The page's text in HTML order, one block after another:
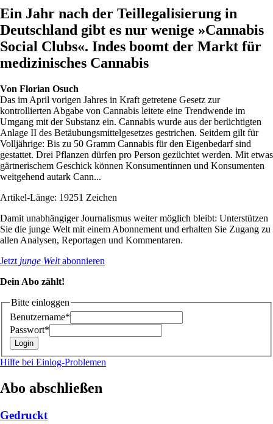
Ein Jahr nach der Teillegalisierung in
Deutschland gibt es nur wenige »Cannabis
Social Clubs«. Indes boomt der Markt für
medizinisches Cannabis
Von Florian Osuch
Das im April vorigen Jahres in Kraft getretene Gesetz zur
kontrollierten Abgabe von Cannabis leitete eine Trendwende im
Umgang mit der Substanz ein. Cannabis wurde aus der berüchtigten
Anlage II des Betäubungsmittelgesetzes gestrichen. Seitdem gilt für
Volljährige: Bis zu 50 Gramm Cannabis für den Eigenbedarf sind
gestattet. Drei Pflanzen dürfen pro Person gezüchtet werden. Mit etwas
gärtnerischem Geschick können Konsumentinnen und Konsumenten
weitgehend autark Cann...
Artikel-Länge: 19251 Zeichen
Damit unabhängiger Journalismus weiter möglich bleibt: Unterstützen
Sie die junge Welt mit einem Abonnement und erhalten Sie Zugang zu
allen Analysen, Reportagen und Kommentaren.
Jetzt junge Weltabonnieren
Dein Abo zählt!
Bitte einloggen
Benutzername*
Passwort*
Hilfe bei Einlog-Problemen
Abo abschließen
Gedruckt